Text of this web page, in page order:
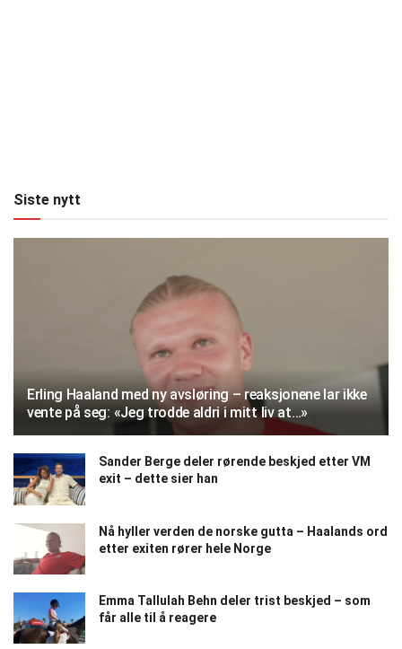
Siste nytt
Erling Haaland med ny avsløring – reaksjonene lar ikke
vente på seg: «Jeg trodde aldri i mitt liv at…»
Sander Berge deler rørende beskjed etter VM
exit – dette sier han
Nå hyller verden de norske gutta – Haalands ord
etter exiten rører hele Norge
Emma Tallulah Behn deler trist beskjed – som
får alle til å reagere